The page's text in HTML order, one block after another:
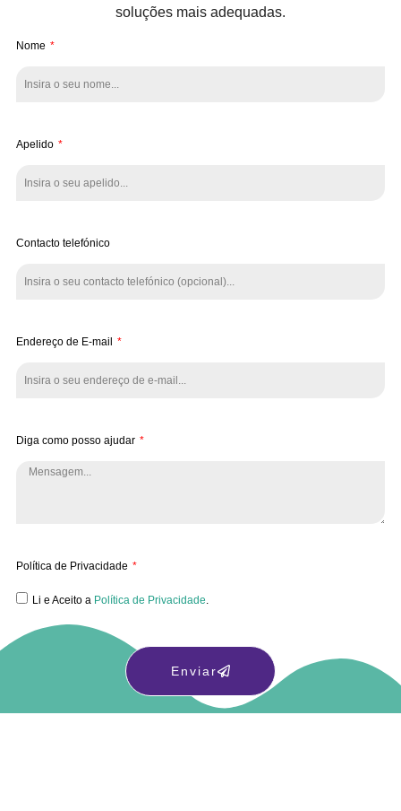
soluções mais adequadas.
Nome
Apelido
Contacto telefónico
Endereço de E-mail
Diga como posso ajudar
Política de Privacidade
Li e Aceito a Política de Privacidade.
Enviar